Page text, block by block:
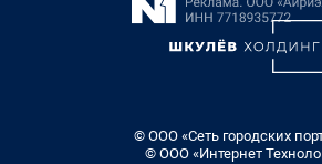
© ООО «Сеть городских
© ООО «Интернет